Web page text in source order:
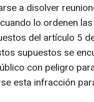
a disolver
lo ordenen
del artículo 5
supuestos se
con peligro
esta infracción